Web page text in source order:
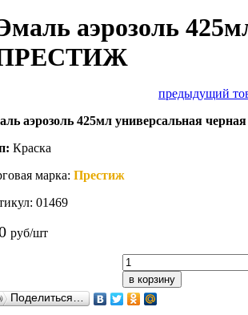
аэрозоль
предыдущий
аэрозоль 425мл универсальная
Краска
марка: Престиж
01469
руб/шт
в корзину
Поделиться…